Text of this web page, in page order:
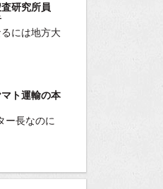
研究所員
には地方大
ト運輸の本
ー長なのに